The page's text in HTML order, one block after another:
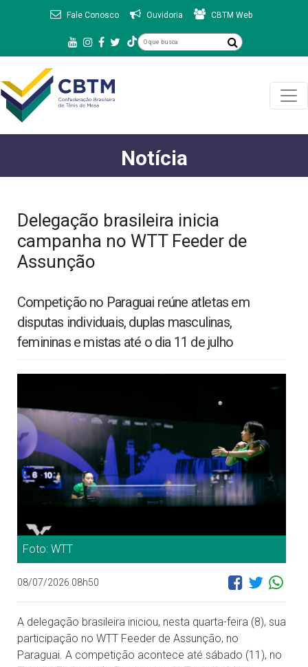
Fale Conosco Ouvidoria CBTM Web
Notícia
Delegação brasileira inicia
campanha no WTT Feeder de
Assunção
Competição no Paraguai reúne atletas em
disputas individuais, duplas masculinas,
femininas e mistas até o dia 11 de julho
Foto: WTT
08/07/2026 08h50
A delegação brasileira iniciou, nesta quarta-feira (8), sua
participação no WTT Feeder de Assunção, no
Paraguai. A competição acontece até sábado (11), no